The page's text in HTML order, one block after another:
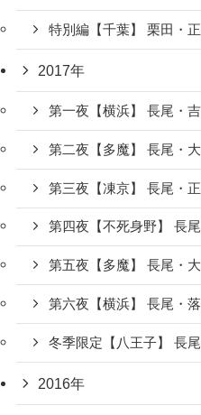
特別編【千葉】 栗田・
2017年
第一夜【横浜】 長尾・吉
第二夜【多魔】 長尾・
第三夜【凍京】 長尾・
第四夜【不死身野】 長
第五夜【多魔】 長尾・
第六夜【横浜】 長尾・
冬季限定【八王子】 長
2016年